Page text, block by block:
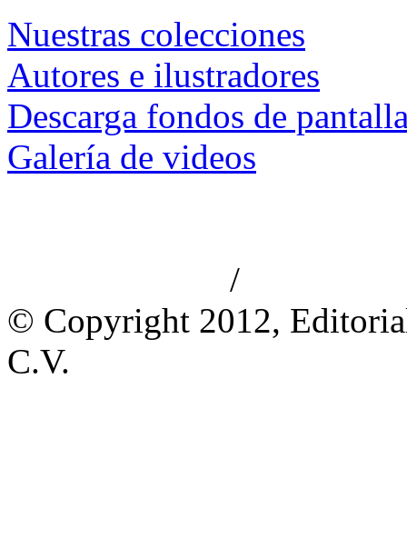
Nuestras colecciones
Autores e ilustradores
Descarga fondos de
Galería de videos
/
© Copyright 2012,
C.V.